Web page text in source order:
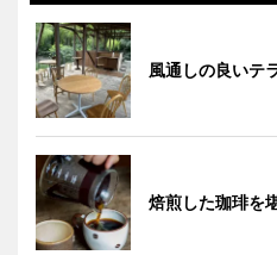
風通しの良いテ
焙煎した珈琲を